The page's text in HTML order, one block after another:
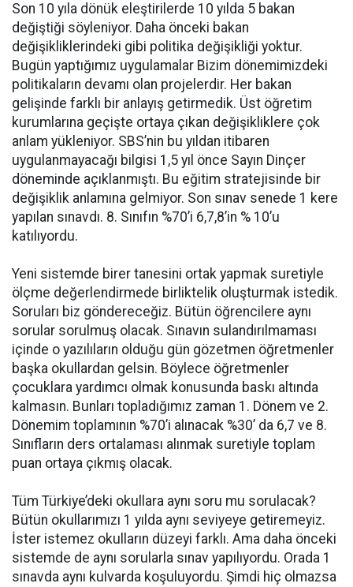
Son 10 yıla dönük eleştirilerde 10 yılda 5 bakan
değiştiği söyleniyor. Daha önceki bakan
değişikliklerindeki gibi politika değişikliği yoktur.
Bugün yaptığımız uygulamalar Bizim dönemimizdeki
politikaların devamı olan projelerdir. Her bakan
gelişinde farklı bir anlayış getirmedik. Üst öğretim
kurumlarına geçişte ortaya çıkan değişikliklere çok
anlam yükleniyor. SBS’nin bu yıldan itibaren
uygulanmayacağı bilgisi 1,5 yıl önce Sayın Dinçer
döneminde açıklanmıştı. Bu eğitim stratejisinde bir
değişiklik anlamına gelmiyor. Son sınav senede 1 kere
yapılan sınavdı. 8. Sınıfın %70’i 6,7,8’in % 10’u
katılıyordu.
Yeni sistemde birer tanesini ortak yapmak suretiyle
ölçme değerlendirmede birliktelik oluşturmak istedik.
Soruları biz göndereceğiz. Bütün öğrencilere aynı
sorular sorulmuş olacak. Sınavın sulandırılmaması
içinde o yazılıların olduğu gün gözetmen öğretmenler
başka okullardan gelsin. Böylece öğretmenler
çocuklara yardımcı olmak konusunda baskı altında
kalmasın. Bunları topladığımız zaman 1. Dönem ve 2.
Dönemim toplamının %70’i alınacak %30’ da 6,7 ve 8.
Sınıfların ders ortalaması alınmak suretiyle toplam
puan ortaya çıkmış olacak.
Tüm Türkiye’deki okullara aynı soru mu sorulacak?
Bütün okullarımızı 1 yılda aynı seviyeye getiremeyiz.
İster istemez okulların düzeyi farklı. Ama daha önceki
sistemde de aynı sorularla sınav yapılıyordu. Orada 1
sınavda aynı kulvarda koşuluyordu. Şimdi hiç olmazsa